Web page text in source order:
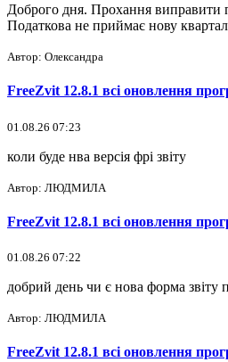
Доброго дня. Прохання виправити
Податкова не приймає нову
Автор: Олександра
FreeZvit 12.8.1 всі оновлення
01.08.26 07:23
коли буде нва версія фрі звіту
Автор: ЛЮДМИЛА
FreeZvit 12.8.1 всі оновлення
01.08.26 07:22
добрий день чи є нова форма звіту
Автор: ЛЮДМИЛА
FreeZvit 12.8.1 всі оновлення